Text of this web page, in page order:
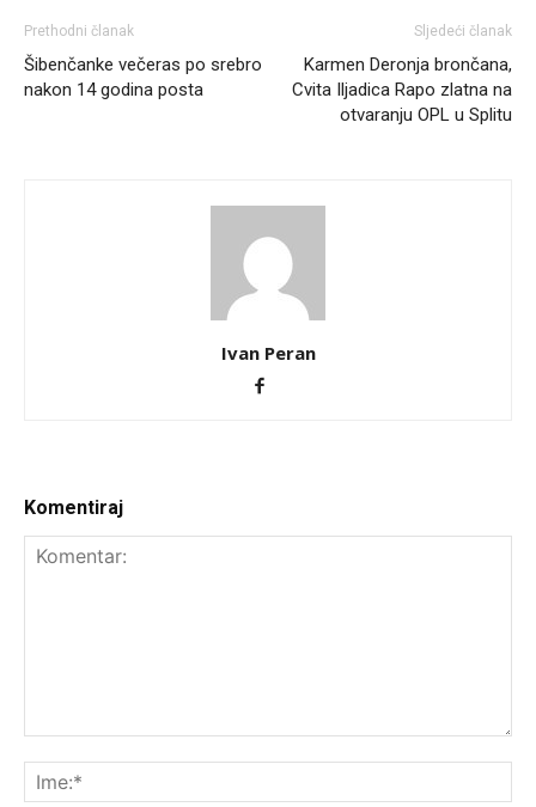
Prethodni članak
Šibenčanke večeras po srebro
nakon 14 godina posta
Sljedeći članak
Karmen Deronja brončana,
Cvita Iljadica Rapo zlatna na
otvaranju OPL u Splitu
Ivan Peran
Komentiraj